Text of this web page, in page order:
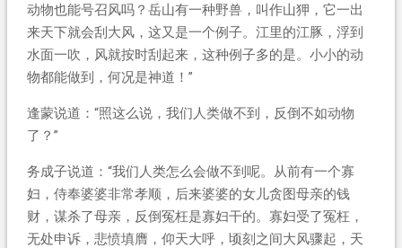
动物也能号召风吗？岳山有一种野兽，叫作山狎，它一出
来天下就会刮大风，这又是一个例子。江里的江豚，浮到
水面一吹，风就按时刮起来，这种例子多的是。小小的动
物都能做到，何况是神道！”
逢蒙说道：“照这么说，我们人类做不到，反倒不如动物
了？”
务成子说道：“我们人类怎么会做不到呢。从前有一个寡
妇，侍奉婆婆非常孝顺，后来婆婆的女儿贪图母亲的钱
财，谋杀了母亲，反倒冤枉是寡妇干的。寡妇受了冤枉，
无处申诉，悲愤填膺，仰天大呼，顷刻之间大风骤起，天